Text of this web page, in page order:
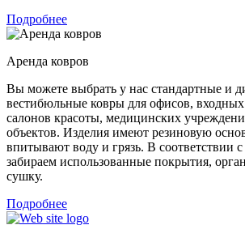
Подробнее
Аренда ковров
Вы можете выбрать у нас стандартные и
вестибюльные ковры для офисов,
салонов красоты, медицинских
объектов. Изделия имеют резиновую
впитывают воду и грязь. В соответствии
забираем использованные покрытия,
сушку.
Подробнее